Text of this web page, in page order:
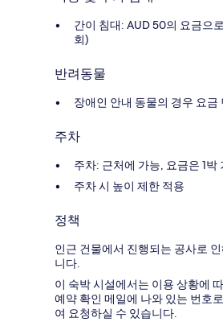
간이 침대: AUD 50의 요금으
회)
반려동물
장애인 안내 동물의 경우 요금
주차
주차: 근처에 가능, 요금은 1
주차 시 높이 제한 적용
정책
인근 건물에서 진행되는 공사로
니다.
이 숙박 시설에서는 이용 상황에
예약 확인 메일에 나와 있는 번호
여 요청하실 수 있습니다.